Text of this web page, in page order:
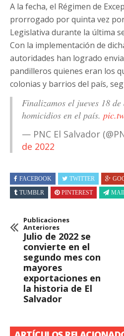
A la fecha, el Régimen de
prorrogado por quinta vez
Legislativa durante la última
Con la implementación de
autoridades han logrado
pandilleros quienes eran los
colonias y barrios del país,
Finalizamos el jueves 18
homicidios en el país.
— PNC El Salvador
de 2022
FACEBOOK TWITTER
TUMBLR
PINTEREST
Publicaciones
Anteriores
Julio de 2022 se
convierte en el
segundo mes con
mayores
exportaciones en
la historia de El
Salvador